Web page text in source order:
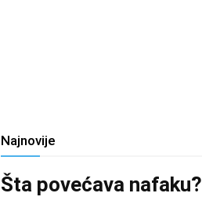
Najnovije
Šta povećava nafaku?